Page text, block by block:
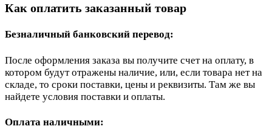
Как оплатить заказанный товар
Безналичный банковский перевод:
После оформления заказа вы получите счет на оплату, в
котором будут отражены наличие, или, если товара нет на
складе, то сроки поставки, цены и реквизиты. Там же вы
найдете условия поставки и оплаты.
Оплата наличными: